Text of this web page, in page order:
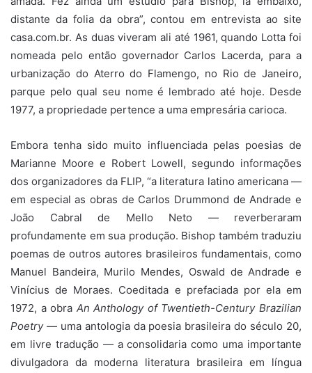
distante da folia da obra”, contou em entrevista ao site
casa.com.br. As duas viveram ali até 1961, quando Lotta foi
nomeada pelo então governador Carlos Lacerda, para a
urbanização do Aterro do Flamengo, no Rio de Janeiro,
parque pelo qual seu nome é lembrado até hoje. Desde
1977, a propriedade pertence a uma empresária carioca.
Embora tenha sido muito influenciada pelas poesias de
Marianne Moore e Robert Lowell, segundo informações
dos organizadores da FLIP, “a literatura latino americana —
em especial as obras de Carlos Drummond de Andrade e
João Cabral de Mello Neto — reverberaram
profundamente em sua produção. Bishop também traduziu
poemas de outros autores brasileiros fundamentais, como
Manuel Bandeira, Murilo Mendes, Oswald de Andrade e
Vinícius de Moraes. Coeditada e prefaciada por ela em
1972, a obra An Anthology of Twentieth-Century Brazilian
Poetry— uma antologia da poesia brasileira do século 20,
em livre tradução — a consolidaria como uma importante
divulgadora da moderna literatura brasileira em língua